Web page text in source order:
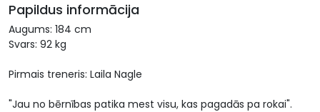
Papildus informācija
Augums: 184 cm
Svars: 92 kg
Pirmais treneris: Laila Nagle
"Jau no bērnības patika mest visu, kas pagadās pa rokai".